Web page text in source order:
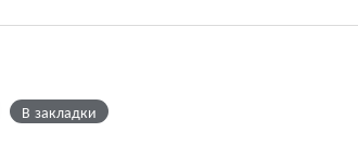
В закладки